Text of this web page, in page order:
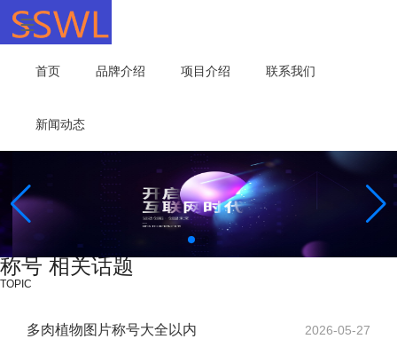
首页 品牌介绍 项目介绍 联系我们
新闻动态
称号 相关话题
TOPIC
多肉植物图片称号大全以内 2026-05-27